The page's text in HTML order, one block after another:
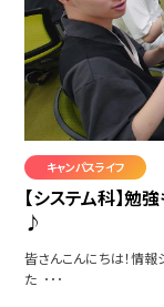
キャンパスライフ
【システム科】勉
♪
皆さんこんにちは！情
た ･･･